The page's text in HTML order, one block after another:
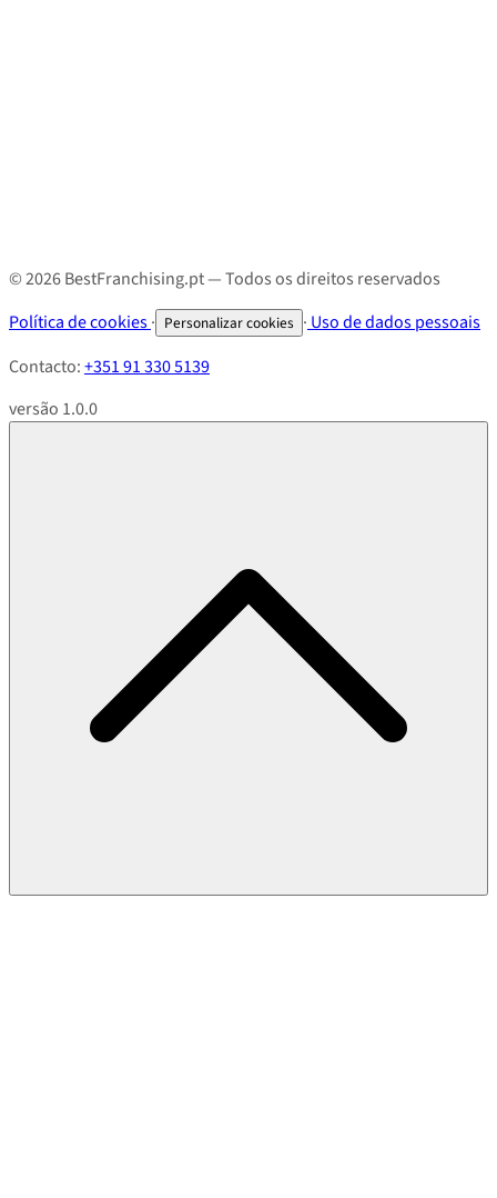
© 2026 BestFranchising.pt — Todos os direitos reservados
Política de cookies· Personalizar cookies · Uso de dados pessoais
Contacto:+351 91 330 5139
versão 1.0.0